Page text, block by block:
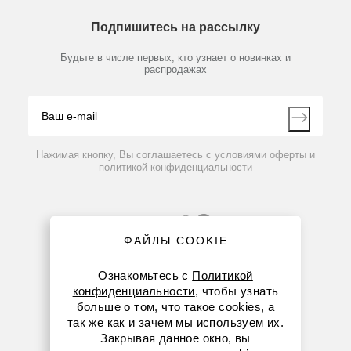
Производители
Мобильное приложение
Партнеры
Контакты
Подпишитесь на рассылку
Будьте в числе первых, кто узнает о новинках и
распродажах
Нажимая кнопку, Вы соглашаетесь с условиями оферты и
политикой конфиденциальности
8 (800) 234-05-08
(+374 94) 010173
ФАЙЛЫ COOKIE
Ознакомьтесь с Политикой
конфиденциальности, чтобы узнать
больше о том, что такое cookies, а
так же как и зачем мы используем их.
Закрывая данное окно, вы